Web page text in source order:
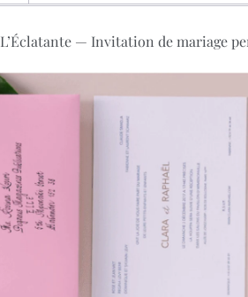
L’Éclatante — Invitation de mariage